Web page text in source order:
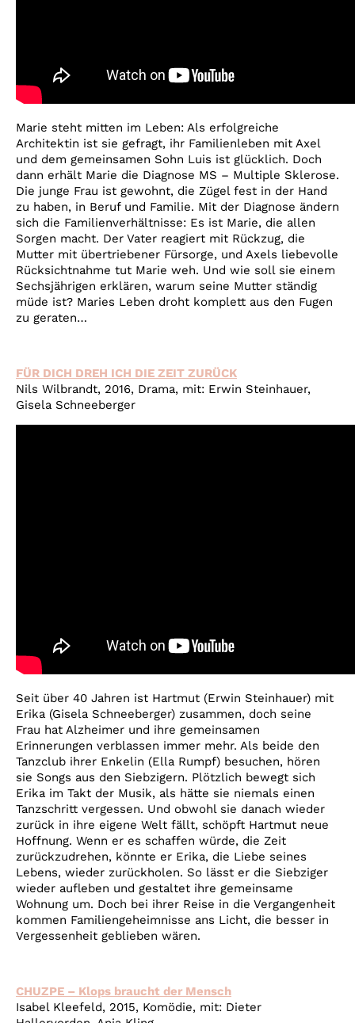
Marie steht mitten im Leben: Als erfolgreiche
Architektin ist sie gefragt, ihr Familienleben mit Axel
und dem gemeinsamen Sohn Luis ist glücklich. Doch
dann erhält Marie die Diagnose MS – Multiple Sklerose.
Die junge Frau ist gewohnt, die Zügel fest in der Hand
zu haben, in Beruf und Familie. Mit der Diagnose ändern
sich die Familienverhältnisse: Es ist Marie, die allen
Sorgen macht. Der Vater reagiert mit Rückzug, die
Mutter mit übertriebener Fürsorge, und Axels liebevolle
Rücksichtnahme tut Marie weh. Und wie soll sie einem
Sechsjährigen erklären, warum seine Mutter ständig
müde ist? Maries Leben droht komplett aus den Fugen
zu geraten…
FÜR DICH DREH ICH DIE ZEIT ZURÜCK
Nils Wilbrandt, 2016, Drama, mit: Erwin Steinhauer,
Gisela Schneeberger
Seit über 40 Jahren ist Hartmut (Erwin Steinhauer) mit
Erika (Gisela Schneeberger) zusammen, doch seine
Frau hat Alzheimer und ihre gemeinsamen
Erinnerungen verblassen immer mehr. Als beide den
Tanzclub ihrer Enkelin (Ella Rumpf) besuchen, hören
sie Songs aus den Siebzigern. Plötzlich bewegt sich
Erika im Takt der Musik, als hätte sie niemals einen
Tanzschritt vergessen. Und obwohl sie danach wieder
zurück in ihre eigene Welt fällt, schöpft Hartmut neue
Hoffnung. Wenn er es schaffen würde, die Zeit
zurückzudrehen, könnte er Erika, die Liebe seines
Lebens, wieder zurückholen. So lässt er die Siebziger
wieder aufleben und gestaltet ihre gemeinsame
Wohnung um. Doch bei ihrer Reise in die Vergangenheit
kommen Familiengeheimnisse ans Licht, die besser in
Vergessenheit geblieben wären.
CHUZPE – Klops braucht der Mensch
Isabel Kleefeld, 2015, Komödie, mit: Dieter